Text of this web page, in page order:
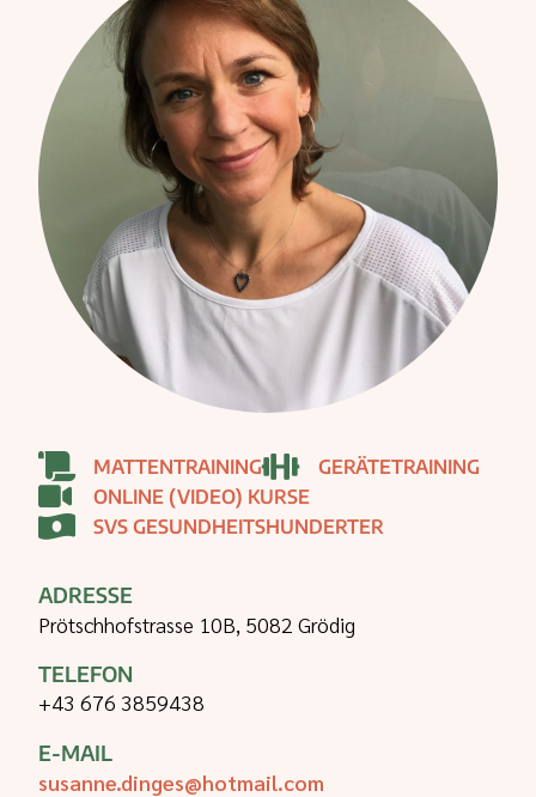
MATTENTRAINING
GERÄTETRAINING
ONLINE (VIDEO) KURSE
SVS GESUNDHEITSHUNDERTER
ADRESSE
Prötschhofstrasse 10B, 5082 Grödig
TELEFON
+43 676 3859438
E-MAIL
susanne.dinges@hotmail.com